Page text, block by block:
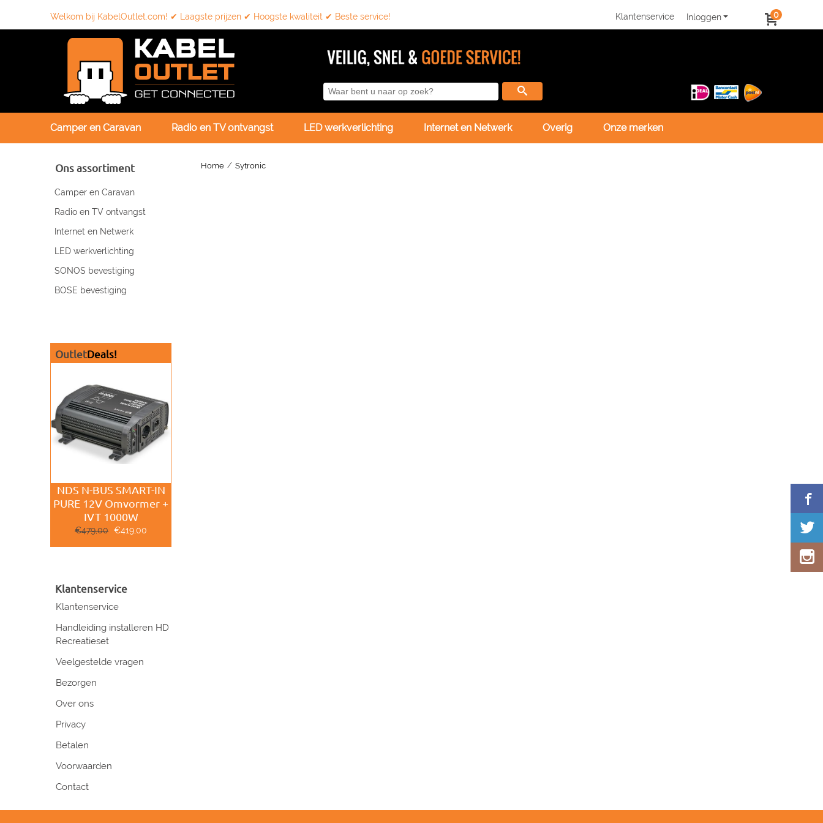
Welkom bij KabelOutlet.com! ✔ Laagste prijzen ✔ Hoogste kwaliteit ✔ Beste service! 0
Inloggen
Klantenservice
Camper en Caravan Radio en TV ontvangst LED werkverlichting Internet en Netwerk Overig Onze merken
Ons assortiment
Camper en Caravan
Radio en TV ontvangst
Internet en Netwerk
LED werkverlichting
SONOS bevestiging
BOSE bevestiging
OutletDeals!
NDS N-BUS SMART-IN
PURE 12V Omvormer +
IVT 1000W
€479,00 €419,00
Klantenservice
Klantenservice
Handleiding installeren HD
Recreatieset
Veelgestelde vragen
Bezorgen
Over ons
Privacy
Betalen
Voorwaarden
Contact
Home / Sytronic